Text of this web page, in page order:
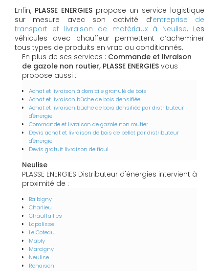
Enfin, PLASSE ENERGIES propose un service logistique
sur mesure avec son activité d’entreprise de
transport et livraison de matériaux à Neulise. Les
véhicules avec chauffeur permettent d’acheminer
tous types de produits en vrac ou conditionnés.
En plus de ses services : Commande et livraison
de gazole non routier, PLASSE ENERGIES vous
propose aussi :
Achat et livraison à domicile granulé de bois
Achat et livraison bûche de bois densifiée
Achat et livraison bûche de bois densifiée par distributeur
d'énergie
Commande et livraison de gazole non routier
Devis achat et livraison de bois de pellet par distributeur
d'énergie
Devis gratuit livraison de fioul
Neulise
PLASSE ENERGIES Distributeur d'énergies intervient à
proximité de :
Balbigny
Charlieu
Chauffailles
Lapalisse
Le Coteau
Mably
Marcigny
Neulise
Renaison